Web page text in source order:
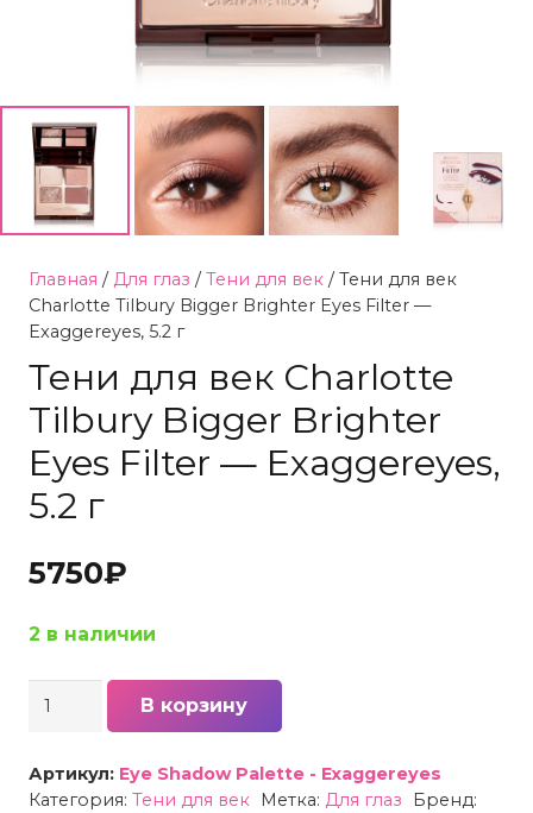
Главная / Для глаз /Тени для век / Тени для век
Charlotte Tilbury Bigger Brighter Eyes Filter —
Exaggereyes, 5.2 г
Тени для век Charlotte
Tilbury Bigger Brighter
Eyes Filter — Exaggereyes,
5.2 г
5750₽
2 в наличии
Количество
для
В корзину
Артикул: Eye Shadow Palette - Exaggereyes
Категория: Тени для век Метка: Для глаз
Бренд: